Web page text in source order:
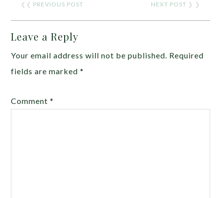
❮❮ PREVIOUS POST NEXT POST ❯ ❯
Leave a Reply
Your email address will not be published. Required
fields are marked*
Comment*